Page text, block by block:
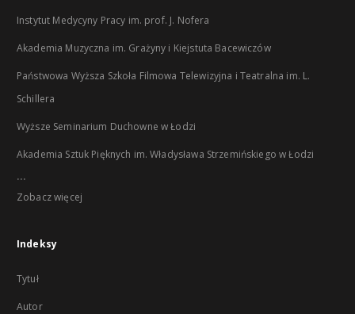
Instytut Medycyny Pracy im. prof. J. Nofera
Akademia Muzyczna im. Grażyny i Kiejstuta Bacewiczów
Państwowa Wyższa Szkoła Filmowa Telewizyjna i Teatralna im. L.
Schillera
Wyższe Seminarium Duchowne w Łodzi
Akademia Sztuk Pięknych im. Władysława Strzemińskiego w Łodzi
...
Zobacz więcej
Indeksy
Tytuł
Autor